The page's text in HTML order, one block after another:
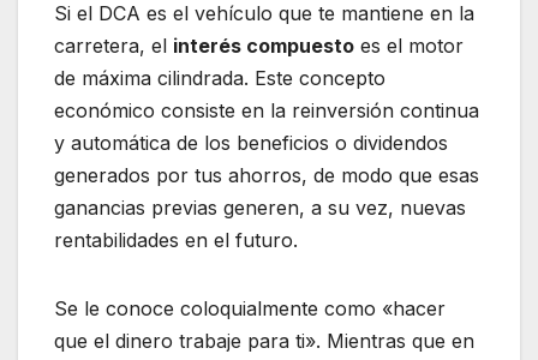
Si el DCA es el vehículo que te mantiene en la
carretera, el interés compuesto es el motor
de máxima cilindrada. Este concepto
económico consiste en la reinversión continua
y automática de los beneficios o dividendos
generados por tus ahorros, de modo que esas
ganancias previas generen, a su vez, nuevas
rentabilidades en el futuro.
Se le conoce coloquialmente como «hacer
que el dinero trabaje para ti». Mientras que en